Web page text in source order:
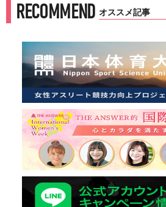
RECOMMEND オススメ記事